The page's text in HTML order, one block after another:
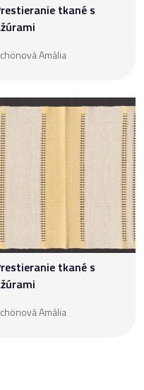
tkané s
Amália
tkané s
Amália